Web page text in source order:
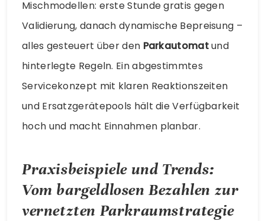
Mischmodellen: erste Stunde gratis gegen
Validierung, danach dynamische Bepreisung –
alles gesteuert über den Parkautomatund
hinterlegte Regeln. Ein abgestimmtes
Servicekonzept mit klaren Reaktionszeiten
und Ersatzgerätepools hält die Verfügbarkeit
hoch und macht Einnahmen planbar.
Praxisbeispiele und Trends:
Vom bargeldlosen Bezahlen zur
vernetzten Parkraumstrategie